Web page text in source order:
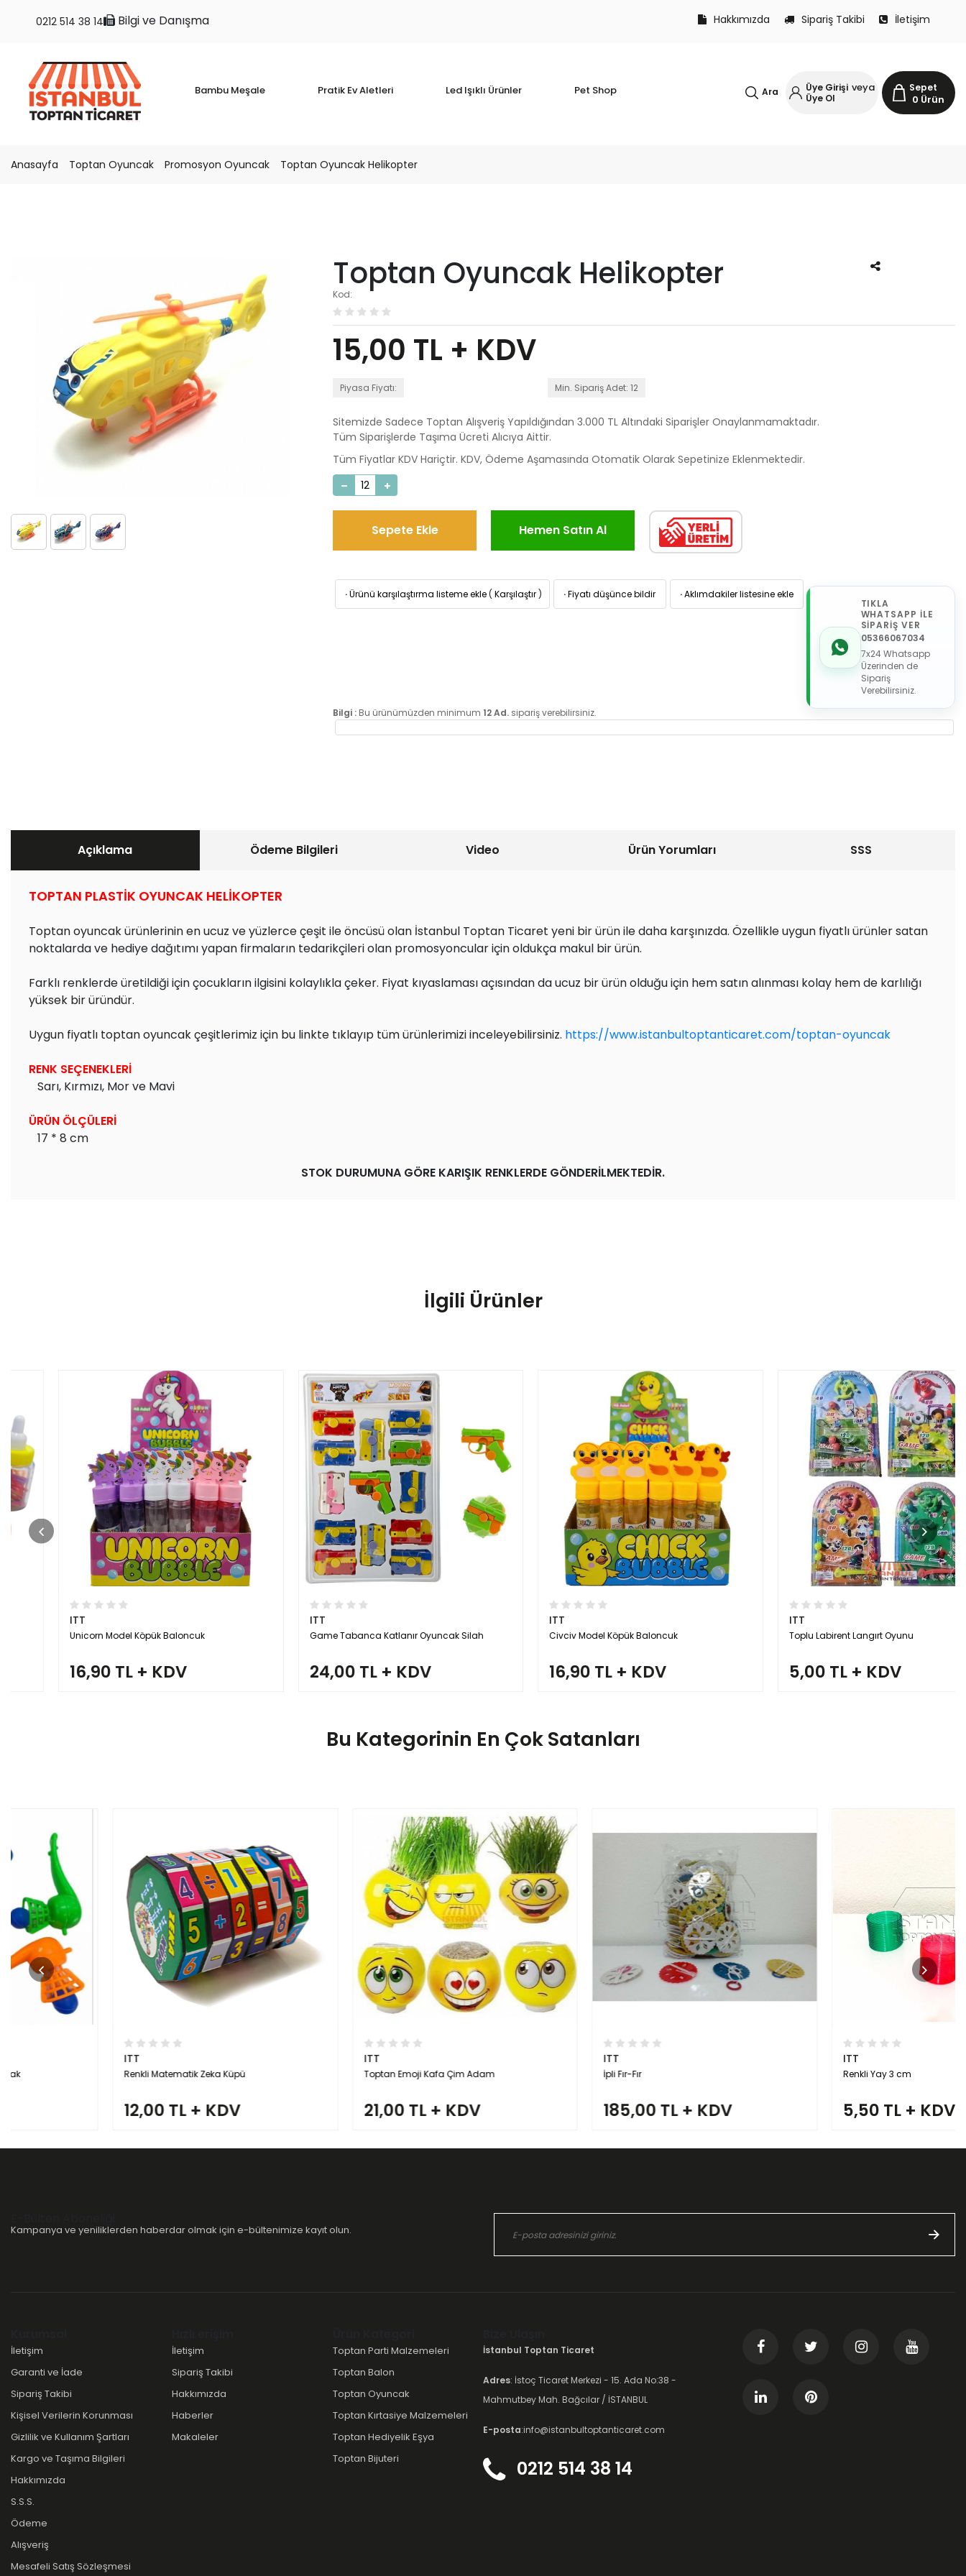
Bilgi ve Danışma
0212 514 38 14 Hakkımızda Sipariş Takibi İletişim
Bambu Meşale Pratik Ev Aletleri Led Işıklı Ürünler Pet Shop Sepet
0 Ürün
Üye Girişi veya
Üye Ol
Ara
Anasayfa Toptan Oyuncak Promosyon Oyuncak Toptan Oyuncak Helikopter
Toptan Oyuncak Helikopter
Kod:
15,00 TL + KDV
Piyasa Fiyatı: Min. Sipariş Adet: 12
Sitemizde Sadece Toptan Alışveriş Yapıldığından 3.000 TL Altındaki Siparişler Onaylanmamaktadır.
Tüm Siparişlerde Taşıma Ücreti Alıcıya Aittir.
Tüm Fiyatlar KDV Hariçtir. KDV, Ödeme Aşamasında Otomatik Olarak Sepetinize Eklenmektedir.
Sepete Ekle Hemen Satın Al
·Ürünü karşılaştırma listeme ekle ( Karşılaştır ) ·Fiyatı düşünce bildir ·Aklımdakiler listesine ekle
TIKLA
WHATSAPP İLE
SİPARİŞ VER
05366067034
7x24 Whatsapp
Üzerinden de
Sipariş
Verebilirsiniz.
Bilgi : Bu ürünümüzden minimum 12 Ad. sipariş verebilirsiniz.
Açıklama Ödeme Bilgileri Video Ürün Yorumları SSS
TOPTAN PLASTİK OYUNCAK HELİKOPTER
Toptan oyuncak ürünlerinin en ucuz ve yüzlerce çeşit ile öncüsü olan İstanbul Toptan Ticaret yeni bir ürün ile daha karşınızda. Özellikle uygun fiyatlı ürünler satan
noktalarda ve hediye dağıtımı yapan firmaların tedarikçileri olan promosyoncular için oldukça makul bir ürün.
Farklı renklerde üretildiği için çocukların ilgisini kolaylıkla çeker. Fiyat kıyaslaması açısından da ucuz bir ürün olduğu için hem satın alınması kolay hem de karlılığı
yüksek bir üründür.
Uygun fiyatlı toptan oyuncak çeşitlerimiz için bu linkte tıklayıp tüm ürünlerimizi inceleyebilirsiniz. https://www.istanbultoptanticaret.com/toptan-oyuncak
RENK SEÇENEKLERİ
Sarı, Kırmızı, Mor ve Mavi
ÜRÜN ÖLÇÜLERİ
17 * 8 cm
STOK DURUMUNA GÖRE KARIŞIK RENKLERDE GÖNDERİLMEKTEDİR.
İlgili Ürünler
Unicorn Model Köpük Baloncuk
16,90 TL + KDV
Game Tabanca Katlanır Oyuncak Silah
24,00 TL + KDV
Civciv Model Köpük Baloncuk
16,90 TL + KDV
Toplu Labirent Langırt Oyunu
5,00 TL + KDV
Bu Kategorinin En Çok Satanları
Renkli Matematik Zeka Küpü
12,00 TL + KDV
Toptan Emoji Kafa Çim Adam
21,00 TL + KDV 185,00 TL + KDV 5,50 TL + KDV
Kampanya ve yeniliklerden haberdar olmak için e-bültenimize kayıt olun.
İletişim
Garanti ve İade
Sipariş Takibi
Kişisel Verilerin Korunması
Gizlilik ve Kullanım Şartları
Kargo ve Taşıma Bilgileri
Hakkımızda
S.S.S.
Ödeme
Alışveriş
Mesafeli Satış Sözleşmesi
İletişim
Sipariş Takibi
Hakkımızda
Haberler
Makaleler
Toptan Parti Malzemeleri
Toptan Balon
Toptan Oyuncak
Toptan Kırtasiye Malzemeleri
Toptan Hediyelik Eşya
Toptan Bijuteri
İstanbul Toptan Ticaret
Adres: İstoç Ticaret Merkezi - 15. Ada No:38 -
Mahmutbey Mah. Bağcılar / İSTANBUL
E-posta:info@istanbultoptanticaret.com
0212 514 38 14